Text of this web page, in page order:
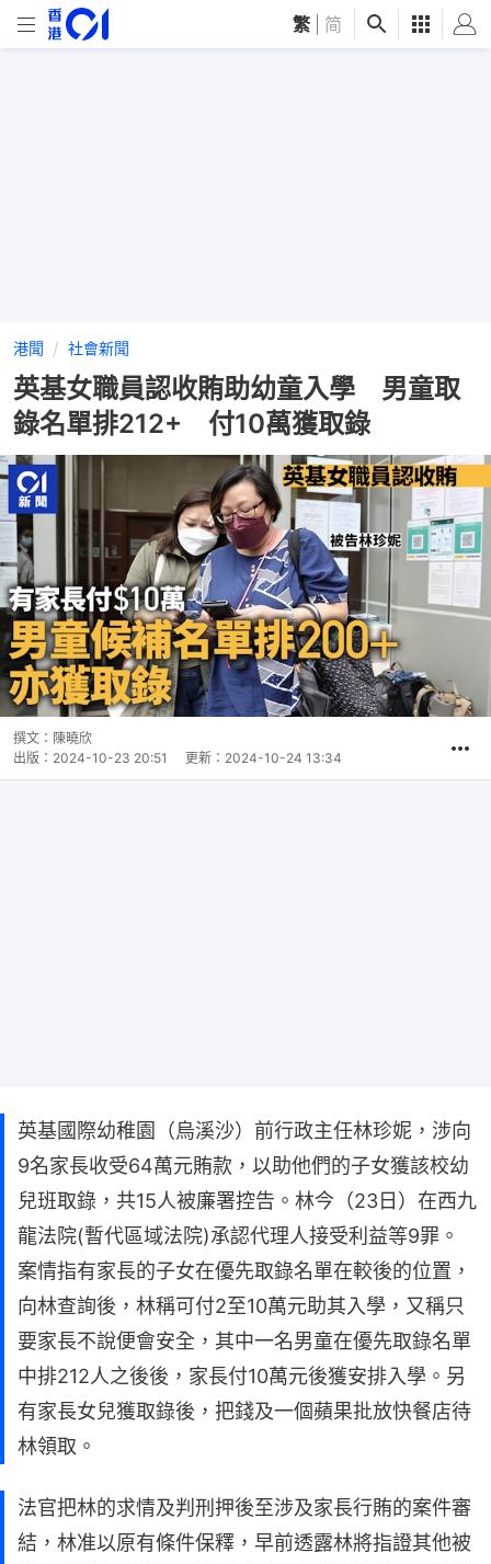
繁 简
港聞 社會新聞
英基女職員認收賄助幼童入學 男童取
錄名單排212+ 付10萬獲取錄
撰文： 陳曉欣
出版： 2024-10-23 20:51 更新： 2024-10-24 13:34
英基國際幼稚園（烏溪沙）前行政主任林珍妮，涉向
9名家長收受64萬元賄款，以助他們的子女獲該校幼
兒班取錄，共15人被廉署控告。林今（23日）在西九
龍法院(暫代區域法院)承認代理人接受利益等9罪。
案情指有家長的子女在優先取錄名單在較後的位置，
向林查詢後，林稱可付2至10萬元助其入學，又稱只
要家長不說便會安全，其中一名男童在優先取錄名單
中排212人之後後，家長付10萬元後獲安排入學。另
有家長女兒獲取錄後，把錢及一個蘋果批放快餐店待
林領取。
法官把林的求情及判刑押後至涉及家長行賄的案件審
結，林准以原有條件保釋，早前透露林將指證其他被